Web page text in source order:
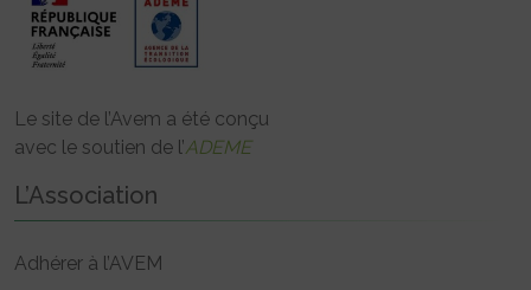
Le site de l’Avem a été conçu
avec le soutien de l’ADEME
L’Association
Adhérer à l’AVEM